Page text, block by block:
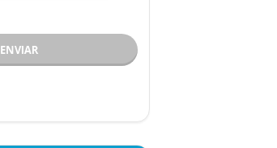
ENVIAR